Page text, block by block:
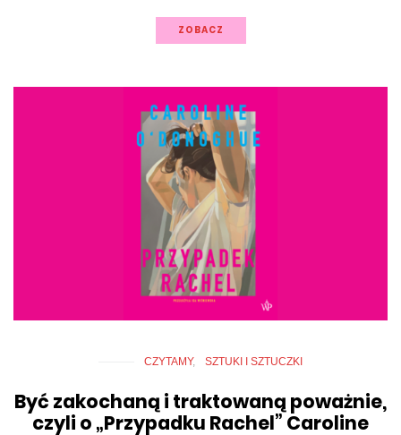
ZOBACZ
CZYTAMY SZTUKI I SZTUCZKI
Być zakochaną i traktowaną poważnie,
czyli o „Przypadku Rachel” Caroline